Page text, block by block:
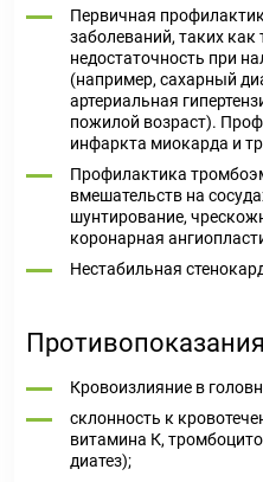
Первичная
заболеваний, таких как
недостаточность при
(например, сахарный
артериальная
пожилой возраст).
инфаркта миокарда и
Профилактика
вмешательств на
шунтирование,
коронарная
Нестабильная
Противопоказания
Кровоизлияние в
склонность к
витамина К,
диатез);